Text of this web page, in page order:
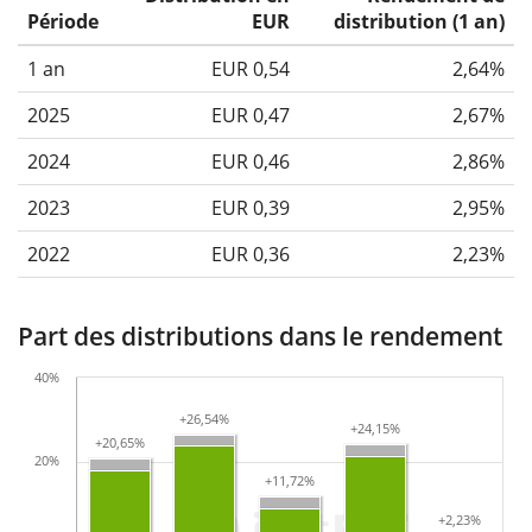
Période
EUR
distribution (1 an)
1 an
EUR 0,54
2,64%
2025
EUR 0,47
2,67%
2024
EUR 0,46
2,86%
2023
EUR 0,39
2,95%
2022
EUR 0,36 2,23%
Part des distributions dans le rendement
+20,65%
+20,65%
+26,54%
+26,54%
+11,72%
+11,72%
+24,15%
+24,15%
+2,23%
+2,23%
20%
40%